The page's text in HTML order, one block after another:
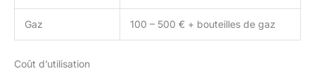
Gaz 100 – 500 € + bouteilles de gaz
Coût d’utilisation